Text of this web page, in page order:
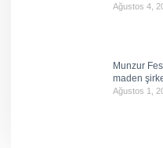
Ağustos 4,
Munzur
maden
Ağustos 1,